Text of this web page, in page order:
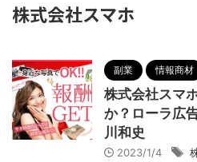
株式会社スマホ
副業 情報商材
株式会社スマ
か？ローラ広
川和史
2023/1/4